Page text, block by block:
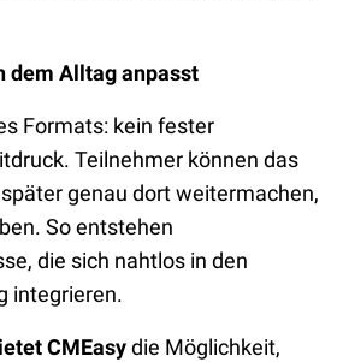
dem Alltag anpasst
Formats: kein fester
Teilnehmer können das
genau dort weitermachen,
So entstehen
die sich nahtlos in den
integrieren.
CMEasydie Möglichkeit,